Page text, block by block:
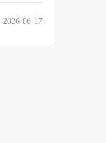
2026-06-17